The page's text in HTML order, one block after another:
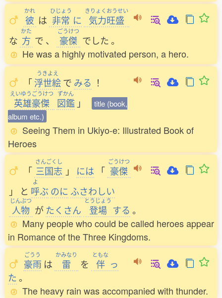
かれ
彼 は
ひじょう
非常 に
きりょくおうせい
気力旺盛
な
かた
方 で 、
ごうけつ
豪傑 でした。
He was a highly motivated person, a hero.
「
うきよえ
浮世絵で みる ！
えいゆうごうけつ
英雄豪傑
ずかん
図鑑 」
title (book,
album etc.)
Seeing Them in Ukiyo-e: Illustrated Book of
Heroes
「
さんごくし
三国志 」 には 「
ごうけつ
豪傑
」
と
よ
呼ぶ のに ふさわしい
じんぶつ
人物 がたくさん
とうじょう
登場 する 。
Many people who could be called heroes appear
in Romance of the Three Kingdoms.
ごうう
豪雨 は
かみなり
雷 を
ともな
伴 っ
た。
The heavy rain was accompanied with thunder.